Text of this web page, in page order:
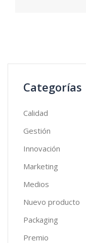
Categorías
Calidad
Gestión
Innovación
Marketing
Medios
Nuevo producto
Packaging
Premio